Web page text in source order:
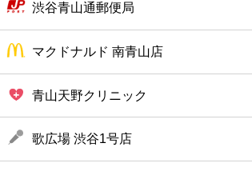
渋谷青山通郵便局
マクドナルド 南青山店
青山天野クリニック
歌広場 渋谷1号店